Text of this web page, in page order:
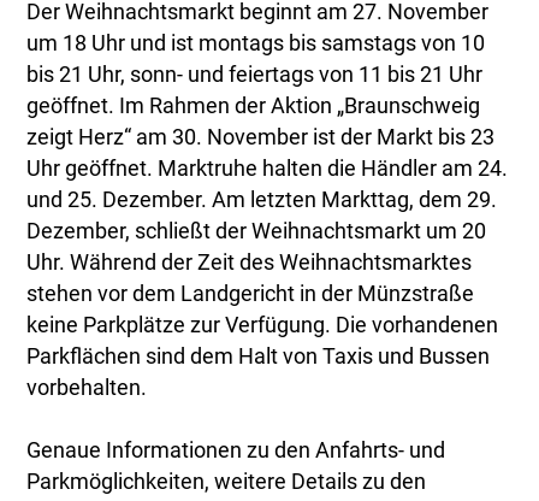
Der Weihnachtsmarkt beginnt am 27. November
um 18 Uhr und ist montags bis samstags von 10
bis 21 Uhr, sonn- und feiertags von 11 bis 21 Uhr
geöffnet. Im Rahmen der Aktion „Braunschweig
zeigt Herz“ am 30. November ist der Markt bis 23
Uhr geöffnet. Marktruhe halten die Händler am 24.
und 25. Dezember. Am letzten Markttag, dem 29.
Dezember, schließt der Weihnachtsmarkt um 20
Uhr. Während der Zeit des Weihnachtsmarktes
stehen vor dem Landgericht in der Münzstraße
keine Parkplätze zur Verfügung. Die vorhandenen
Parkflächen sind dem Halt von Taxis und Bussen
vorbehalten.
Genaue Informationen zu den Anfahrts- und
Parkmöglichkeiten, weitere Details zu den